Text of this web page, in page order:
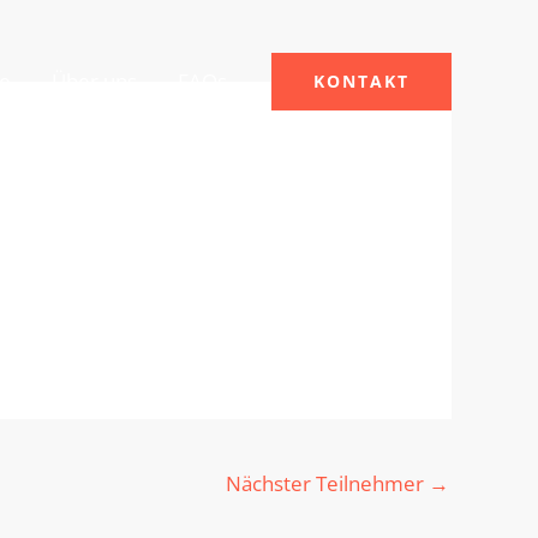
KONTAKT
Nächster Teilnehmer →